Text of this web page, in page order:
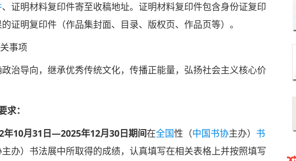
、证明材料复印件寄至收稿地址。证明材料复印件包含身份证复印
证明复印件（作品集封面、目录、版权页、作品页等）。
事项
治导向，继承优秀传统文化，传播正能量，弘扬社会主义核心价
求：
年10月31日—2025年12月30日期间在全国性（中国书协主办） 书
办）书法展中所取得的成绩，认真填写在相关表格上并按照填写